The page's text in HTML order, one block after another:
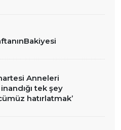
Anneleri
tek şey
hatırlatmak’